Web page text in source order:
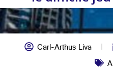
Carl-Arthus Liva